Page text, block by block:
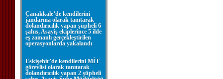
Çanakkale’de kendilerini
jandarma olarak tanıtarak
dolandırıcılık yapan şüpheli 6
şahıs, Asayiş ekiplerince 5 ilde
eş zamanlı gerçekleştirilen
operasyonlarda yakalandı
Eskişehir’de kendilerini MİT
görevlisi olarak tanıtarak
dolandırıcılık yapan 2 şüpheli